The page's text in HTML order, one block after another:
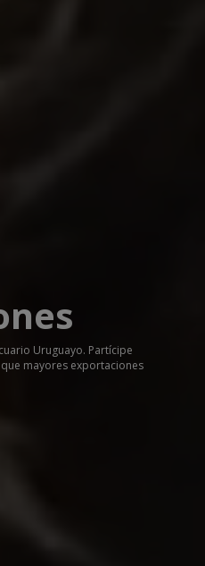
Uruguayo. Partícipe
mayores exportaciones